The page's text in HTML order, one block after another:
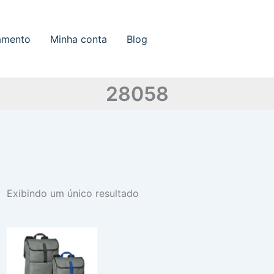
Minha conta Blog
28058
Exibindo um único resultado